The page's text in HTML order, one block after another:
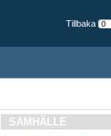
Tillbaka
SAMHÄLLE